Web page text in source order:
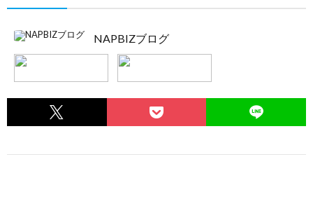
NAPBIZブログ